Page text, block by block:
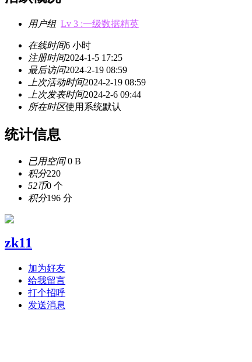
用户组 Lv 3 :一级数据精英
在线时间6 小时
注册时间2024-1-5 17:25
最后访问2024-2-19 08:59
上次活动时间2024-2-19 08:59
上次发表时间2024-2-6 09:44
所在时区使用系统默认
统计信息
已用空间0 B
积分220
52币0 个
积分196 分
zk11
加为好友
给我留言
打个招呼
发送消息